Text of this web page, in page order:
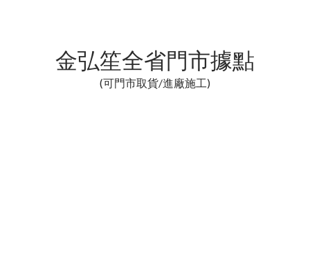
金弘笙全省門市據點
(可門市取貨/進廠施工)